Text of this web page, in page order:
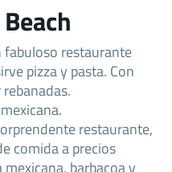
fabuloso restaurante
pizza y pasta. Con
restaurante,
comida a precios
barbacoa y